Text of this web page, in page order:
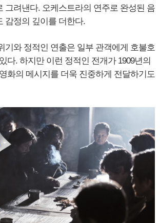
그려낸다. 오케스트라의 연주로 완성된 음
감정의 깊이를 더한다.
기와 정적인 연출은 일부 관객에게 호불호
다. 하지만 이런 정적인 전개가 1909년의
화의 메시지를 더욱 진중하게 전달하기도